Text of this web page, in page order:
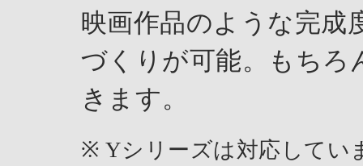
映画作品のような完成
づくりが可能。もちろ
きます。
※ Yシリーズは対応してい